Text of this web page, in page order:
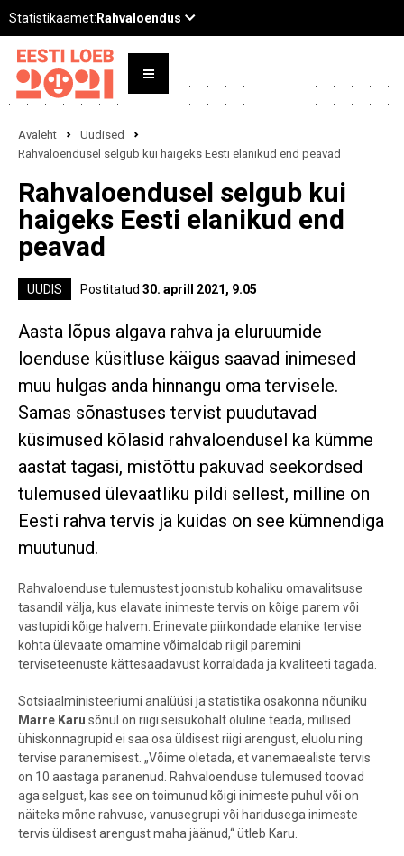
Avaleht
Uudised
Rahvaloendusel selgub kui haigeks Eesti elanikud end peavad
Rahvaloendusel selgub kui
haigeks Eesti elanikud end
peavad
UUDIS Postitatud 30. aprill 2021, 9.05
Aasta lõpus algava rahva ja eluruumide
loenduse küsitluse käigus saavad inimesed
muu hulgas anda hinnangu oma tervisele.
Samas sõnastuses tervist puudutavad
küsimused kõlasid rahvaloendusel ka kümme
aastat tagasi, mistõttu pakuvad seekordsed
tulemused ülevaatliku pildi sellest, milline on
Eesti rahva tervis ja kuidas on see kümnendiga
muutunud.
Rahvaloenduse tulemustest joonistub kohaliku omavalitsuse
tasandil välja, kus elavate inimeste tervis on kõige parem või
vastupidi kõige halvem. Erinevate piirkondade elanike tervise
kohta ülevaate omamine võimaldab riigil paremini
terviseteenuste kättesaadavust korraldada ja kvaliteeti tagada.
Sotsiaalministeeriumi analüüsi ja statistika osakonna nõuniku
Marre Karu sõnul on riigi seisukohalt oluline teada, millised
ühiskonnagrupid ei saa osa üldisest riigi arengust, eluolu ning
tervise paranemisest. „Võime oletada, et vanemaealiste tervis
on 10 aastaga paranenud. Rahvaloenduse tulemused toovad
aga selgust, kas see on toimunud kõigi inimeste puhul või on
näiteks mõne rahvuse, vanusegrupi või haridusega inimeste
tervis üldisest arengust maha jäänud,“ ütleb Karu.